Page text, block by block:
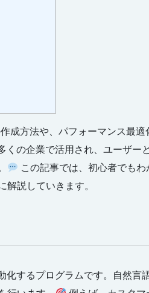
成方法や、パフォーマンス最適
くの企業で活用され、ユーザー
この記事では、初心者でも
解説していきます。
化するプログラムです。自然言